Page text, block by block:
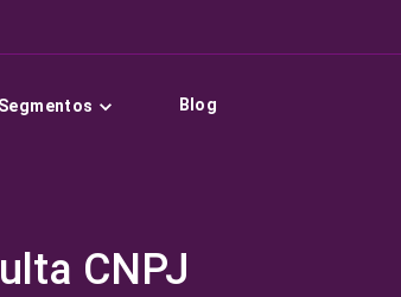
Segmentos Blog
CNPJ